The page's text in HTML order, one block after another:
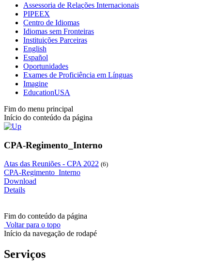
Assessoria de Relações Internacionais
PIPEEX
Centro de Idiomas
Idiomas sem Fronteiras
Instituições Parceiras
English
Español
Oportunidades
Exames de Proficiência em Línguas
Imagine
EducationUSA
Fim do menu principal
Início do conteúdo da página
CPA-Regimento_Interno
Atas das Reuniões - CPA 2022 (6)
CPA-Regimento_Interno
Download
Details
Fim do conteúdo da página
Voltar para o topo
Início da navegação de rodapé
Serviços